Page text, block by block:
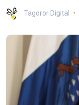
Tagoror Digital